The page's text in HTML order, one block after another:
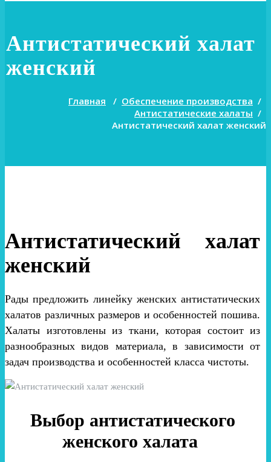
Антистатический халат
женский
Главная / Обеспечение производства /
Антистатические халаты /
Антистатический халат женский
Антистатический халат
женский
Рады предложить линейку женских антистатических
халатов различных размеров и особенностей пошива.
Халаты изготовлены из ткани, которая состоит из
разнообразных видов материала, в зависимости от
задач производства и особенностей класса чистоты.
Выбор антистатического
женского халата